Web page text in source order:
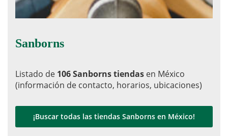
Sanborns
Listado de 106 Sanborns tiendas en México
(información de contacto, horarios, ubicaciones)
¡Buscar todas las tiendas Sanborns en México!